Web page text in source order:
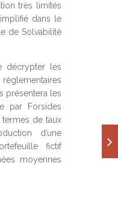
très limités
dans le
de Solvabilité
décrypter les
présentera les
par Forsides
termes de taux
d’une
fictif
moyennes